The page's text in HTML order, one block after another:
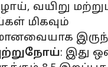
வயிறு
மிகவும்
: இது